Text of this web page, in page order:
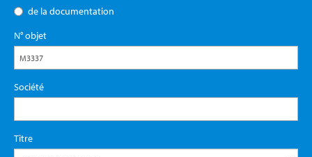
de la documentation
N° objet
Société
Titre